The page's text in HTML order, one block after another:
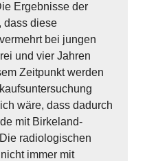
Ergebnisse der
dass diese
bei jungen
und vier Jahren
Zeitpunkt werden
wäre, dass dadurch
mit Birkeland-
radiologischen
immer mit